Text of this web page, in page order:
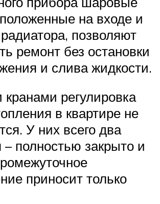
на входе и
позволяют
ремонт без остановки
и слива жидкости.
регулировка
в квартире не
У них всего два
полностью закрыто и
приносит только